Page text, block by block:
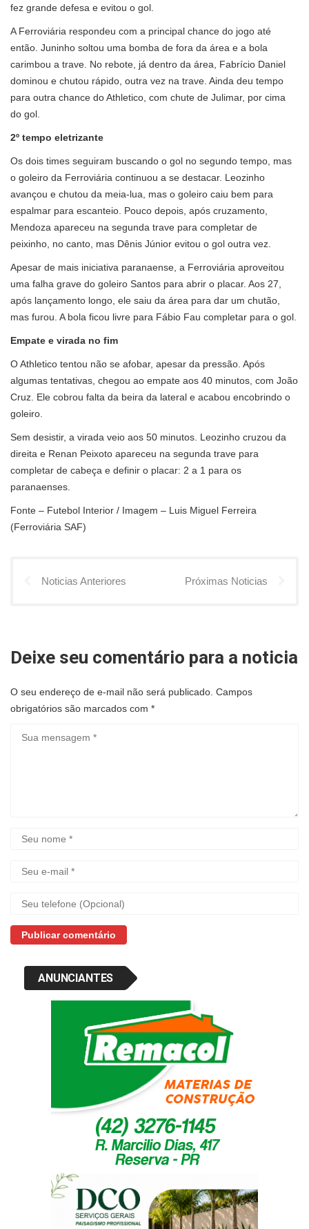
fez grande defesa e evitou o gol.
A Ferroviária respondeu com a principal chance do jogo até
então. Juninho soltou uma bomba de fora da área e a bola
carimbou a trave. No rebote, já dentro da área, Fabrício Daniel
dominou e chutou rápido, outra vez na trave. Ainda deu tempo
para outra chance do Athletico, com chute de Julimar, por cima
do gol.
2º tempo eletrizante
Os dois times seguiram buscando o gol no segundo tempo, mas
o goleiro da Ferroviária continuou a se destacar. Leozinho
avançou e chutou da meia-lua, mas o goleiro caiu bem para
espalmar para escanteio. Pouco depois, após cruzamento,
Mendoza apareceu na segunda trave para completar de
peixinho, no canto, mas Dênis Júnior evitou o gol outra vez.
Apesar de mais iniciativa paranaense, a Ferroviária aproveitou
uma falha grave do goleiro Santos para abrir o placar. Aos 27,
após lançamento longo, ele saiu da área para dar um chutão,
mas furou. A bola ficou livre para Fábio Fau completar para o gol.
Empate e virada no fim
O Athletico tentou não se afobar, apesar da pressão. Após
algumas tentativas, chegou ao empate aos 40 minutos, com João
Cruz. Ele cobrou falta da beira da lateral e acabou encobrindo o
goleiro.
Sem desistir, a virada veio aos 50 minutos. Leozinho cruzou da
direita e Renan Peixoto apareceu na segunda trave para
completar de cabeça e definir o placar: 2 a 1 para os
paranaenses.
Fonte – Futebol Interior / Imagem – Luis Miguel Ferreira
(Ferroviária SAF)
Noticias Anteriores Próximas Noticias
Deixe seu comentário para a noticia
O seu endereço de e-mail não será publicado. Campos
obrigatórios são marcados com *
ANUNCIANTES